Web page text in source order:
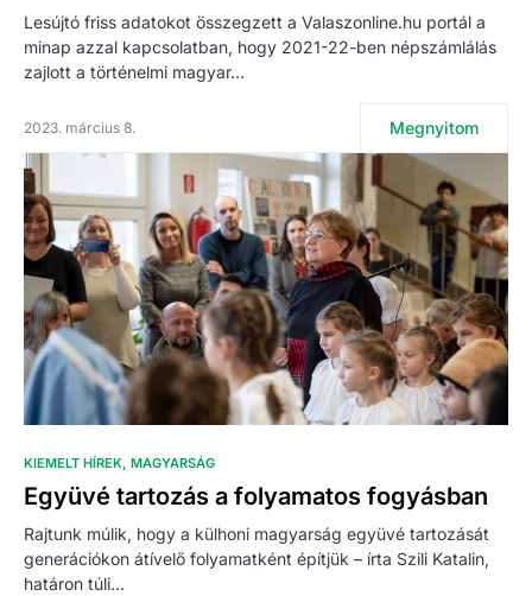
Lesújtó friss adatokot összegzett a Valaszonline.hu portál a
minap azzal kapcsolatban, hogy 2021-22-ben népszámlálás
zajlott a történelmi magyar…
2023. március 8. Megnyitom
KIEMELT HÍREK MAGYARSÁG
Együvé tartozás a folyamatos fogyásban
Rajtunk múlik, hogy a külhoni magyarság együvé tartozását
generációkon átívelő folyamatként építjük – írta Szili Katalin,
határon túli…